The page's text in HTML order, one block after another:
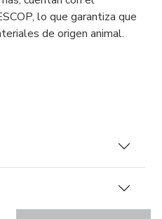
lo que garantiza que
de origen animal.